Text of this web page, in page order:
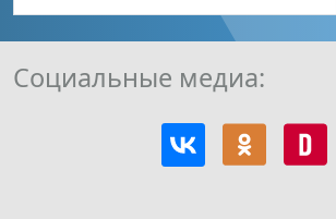
Социальные медиа: